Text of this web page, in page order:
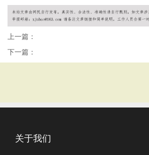
上一篇：
下一篇：
关于我们